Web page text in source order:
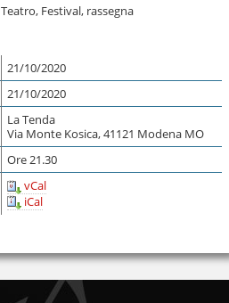
Teatro, Festival, rassegna
21/10/2020
21/10/2020
La Tenda
Via Monte Kosica, 41121 Modena MO
Ore 21.30
vCal
iCal